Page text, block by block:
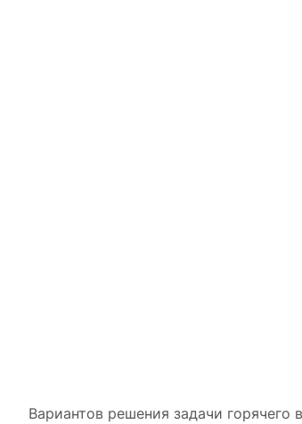
Вариантов решения задачи горячего